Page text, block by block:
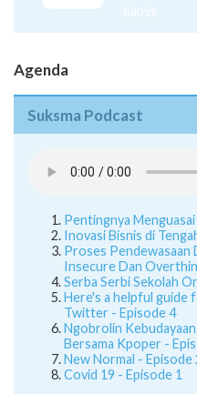
Juknis
Agenda
Suksma Podcast
Pentingnya
Inovasi Bisnis di
Proses Pendewasaan
Insecure Dan
Serba Serbi Sekolah
Here's a helpful guide
Twitter - Episode 4
Ngobrolin
Bersama Kpoper -
New Normal - Episode
Covid 19 - Episode 1